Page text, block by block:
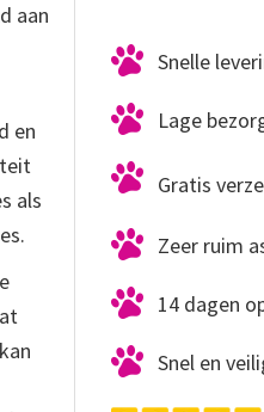
Snelle
Lage
Gratis
Zeer ruim
14 dagen
Snel en
aan
en
als